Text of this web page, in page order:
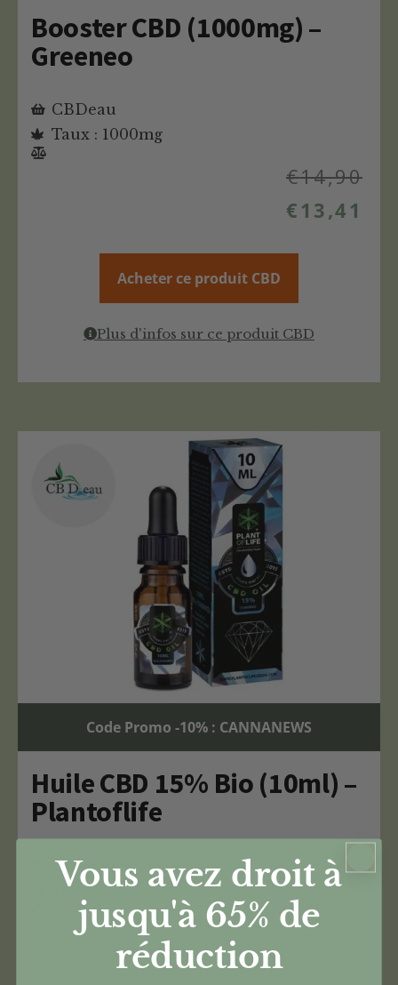
Booster CBD (1000mg) –
Greeneo
CBDeau
Taux : 1000mg
€14,90
€ 13,41
Acheter ce produit CBD
Plus d'infos sur ce produit CBD
Code Promo -10% : CANNANEWS
Huile CBD 15% Bio (10ml) –
Plantoflife
CBDeau
Taux : 15%
€44,00
Vous avez droit à
jusqu'à 65% de
réduction